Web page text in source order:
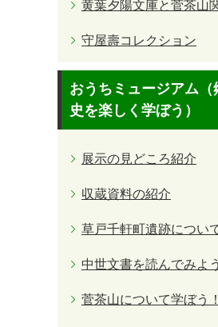
黄葉夕陽文庫と菅茶山
守屋壽コレクション
おうちミュージアム（
史を楽しく学ぼう）
展示の見どころ紹介
収蔵資料の紹介
草戸千軒町遺跡につい
中世文書を読んでみよ
菅茶山について学ぼう！